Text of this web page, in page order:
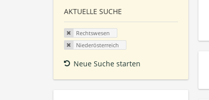
AKTUELLE SUCHE
Rechtswesen
Niederösterreich
Neue Suche starten